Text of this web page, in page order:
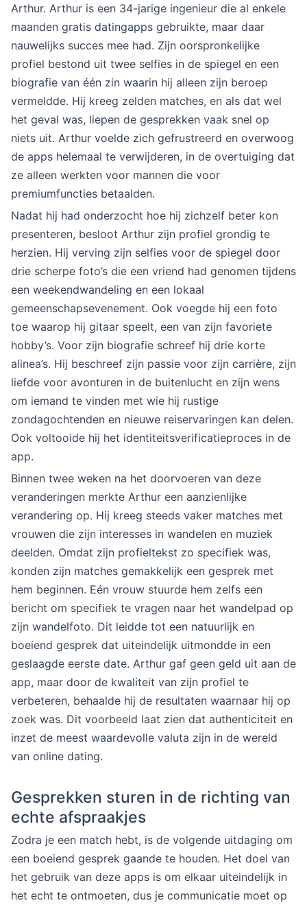
Arthur. Arthur is een 34-jarige ingenieur die al enkele
maanden gratis datingapps gebruikte, maar daar
nauwelijks succes mee had. Zijn oorspronkelijke
profiel bestond uit twee selfies in de spiegel en een
biografie van één zin waarin hij alleen zijn beroep
vermeldde. Hij kreeg zelden matches, en als dat wel
het geval was, liepen de gesprekken vaak snel op
niets uit. Arthur voelde zich gefrustreerd en overwoog
de apps helemaal te verwijderen, in de overtuiging dat
ze alleen werkten voor mannen die voor
premiumfuncties betaalden.
Nadat hij had onderzocht hoe hij zichzelf beter kon
presenteren, besloot Arthur zijn profiel grondig te
herzien. Hij verving zijn selfies voor de spiegel door
drie scherpe foto’s die een vriend had genomen tijdens
een weekendwandeling en een lokaal
gemeenschapsevenement. Ook voegde hij een foto
toe waarop hij gitaar speelt, een van zijn favoriete
hobby’s. Voor zijn biografie schreef hij drie korte
alinea’s. Hij beschreef zijn passie voor zijn carrière, zijn
liefde voor avonturen in de buitenlucht en zijn wens
om iemand te vinden met wie hij rustige
zondagochtenden en nieuwe reiservaringen kan delen.
Ook voltooide hij het identiteitsverificatieproces in de
app.
Binnen twee weken na het doorvoeren van deze
veranderingen merkte Arthur een aanzienlijke
verandering op. Hij kreeg steeds vaker matches met
vrouwen die zijn interesses in wandelen en muziek
deelden. Omdat zijn profieltekst zo specifiek was,
konden zijn matches gemakkelijk een gesprek met
hem beginnen. Eén vrouw stuurde hem zelfs een
bericht om specifiek te vragen naar het wandelpad op
zijn wandelfoto. Dit leidde tot een natuurlijk en
boeiend gesprek dat uiteindelijk uitmondde in een
geslaagde eerste date. Arthur gaf geen geld uit aan de
app, maar door de kwaliteit van zijn profiel te
verbeteren, behaalde hij de resultaten waarnaar hij op
zoek was. Dit voorbeeld laat zien dat authenticiteit en
inzet de meest waardevolle valuta zijn in de wereld
van online dating.
Gesprekken sturen in de richting van
echte afspraakjes
Zodra je een match hebt, is de volgende uitdaging om
een boeiend gesprek gaande te houden. Het doel van
het gebruik van deze apps is om elkaar uiteindelijk in
het echt te ontmoeten, dus je communicatie moet op